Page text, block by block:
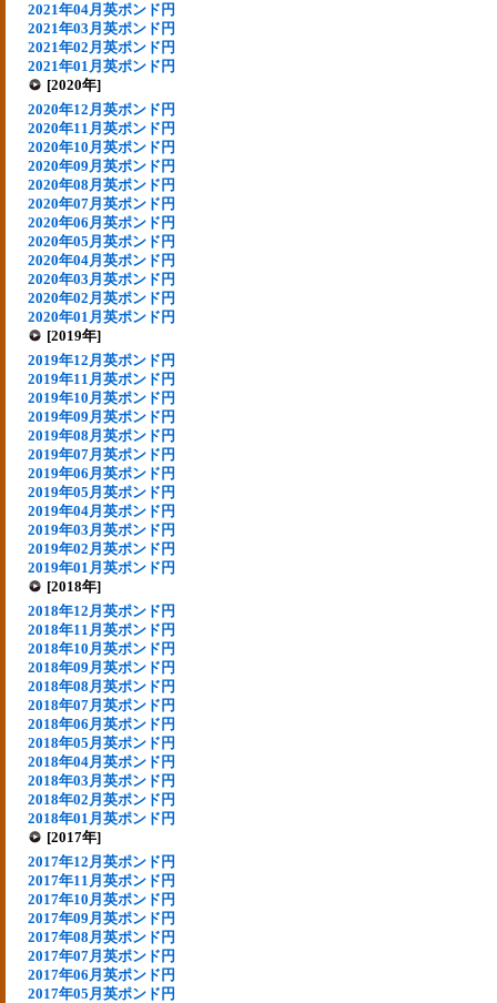
2021年04月英ポンド円
2021年03月英ポンド円
2021年02月英ポンド円
2021年01月英ポンド円
[2020年]
2020年12月英ポンド円
2020年11月英ポンド円
2020年10月英ポンド円
2020年09月英ポンド円
2020年08月英ポンド円
2020年07月英ポンド円
2020年06月英ポンド円
2020年05月英ポンド円
2020年04月英ポンド円
2020年03月英ポンド円
2020年02月英ポンド円
2020年01月英ポンド円
[2019年]
2019年12月英ポンド円
2019年11月英ポンド円
2019年10月英ポンド円
2019年09月英ポンド円
2019年08月英ポンド円
2019年07月英ポンド円
2019年06月英ポンド円
2019年05月英ポンド円
2019年04月英ポンド円
2019年03月英ポンド円
2019年02月英ポンド円
2019年01月英ポンド円
[2018年]
2018年12月英ポンド円
2018年11月英ポンド円
2018年10月英ポンド円
2018年09月英ポンド円
2018年08月英ポンド円
2018年07月英ポンド円
2018年06月英ポンド円
2018年05月英ポンド円
2018年04月英ポンド円
2018年03月英ポンド円
2018年02月英ポンド円
2018年01月英ポンド円
[2017年]
2017年12月英ポンド円
2017年11月英ポンド円
2017年10月英ポンド円
2017年09月英ポンド円
2017年08月英ポンド円
2017年07月英ポンド円
2017年06月英ポンド円
2017年05月英ポンド円